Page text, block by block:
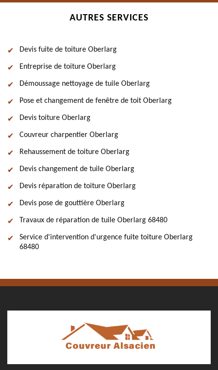
AUTRES SERVICES
Devis fuite de toiture Oberlarg
Entreprise de toiture Oberlarg
Démoussage nettoyage de tuile Oberlarg
Pose et changement de fenêtre de toit Oberlarg
Devis toiture Oberlarg
Couvreur charpentier Oberlarg
Rehaussement de toiture Oberlarg
Devis changement de tuile Oberlarg
Devis réparation de toiture Oberlarg
Devis pose de gouttière Oberlarg
Travaux de réparation de tuile Oberlarg 68480
Service d'intervention d'urgence fuite toiture Oberlarg
68480